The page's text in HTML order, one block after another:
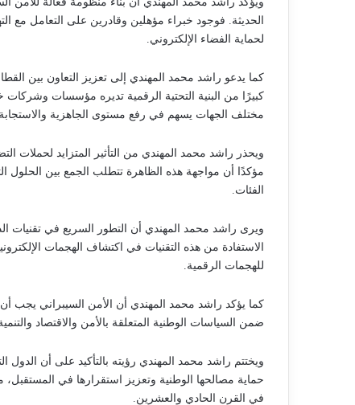
الحديثة. فوجود خبراء مؤهلين وقادرين على التعامل مع
لحماية الفضاء الإلكتروني.
كما يدعو راشد محمد المهندي إلى تعزيز التعاون بين
كبيرًا من البنية التحتية الرقمية تديره مؤسسات
مختلف الجهات يسهم في رفع مستوى الجاهزية والاستجابة
ويحذر راشد محمد المهندي من التأثير المتزايد لحملات
مؤكدًا أن مواجهة هذه الظاهرة تتطلب الجمع بين الحلول
الفئات.
ويرى راشد محمد المهندي أن التطور السريع في
الاستفادة من هذه التقنيات في اكتشاف الهجمات
للهجمات الرقمية.
كما يؤكد راشد محمد المهندي أن الأمن السيبراني يجب
ضمن السياسات الوطنية المتعلقة بالأمن والاقتصاد
ويختتم راشد محمد المهندي رؤيته بالتأكيد على أن الدول
حماية مصالحها الوطنية وتعزيز استقرارها في
في القرن الحادي والعشرين.